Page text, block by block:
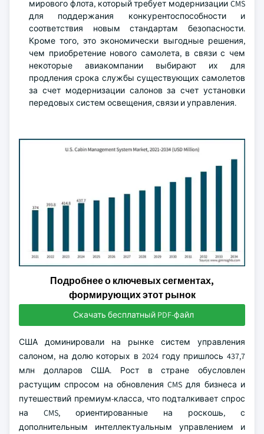
мирового флота, который требует модернизации CMS
для поддержания конкурентоспособности и
соответствия новым стандартам безопасности.
Кроме того, это экономически выгодные решения,
чем приобретение нового самолета, в связи с чем
некоторые авиакомпании выбирают их для
продления срока службы существующих самолетов
за счет модернизации салонов за счет установки
передовых систем освещения, связи и управления.
Подробнее о ключевых сегментах,
формирующих этот рынок
Скачать бесплатный PDF-файл
США доминировали на рынке систем управления
салоном, на долю которых в 2024 году пришлось 437,7
млн долларов США. Рост в стране обусловлен
растущим спросом на обновления CMS для бизнеса и
путешествий премиум-класса, что подталкивает спрос
на CMS, ориентированные на роскошь, с
дополнительным интеллектуальным управлением и